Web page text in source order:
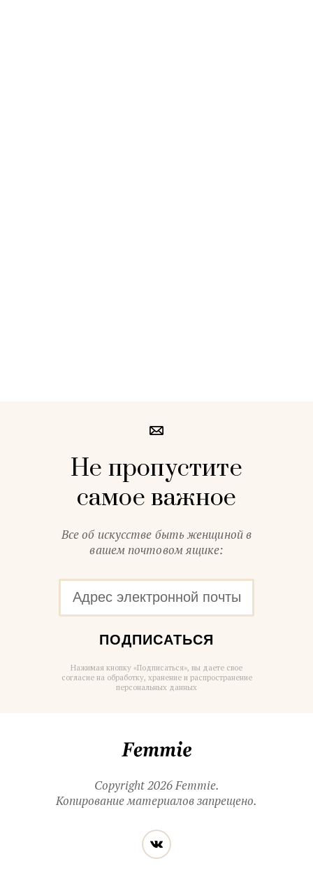
Не пропустите
самое важное
Все об искусстве быть женщиной в
вашем почтовом ящике:
ПОДПИСАТЬСЯ
Нажимая кнопку «Подписаться», вы даете свое
согласие на обработку, хранение и распространение
персональных данных
Copyright 2026 Femmie.
Копирование материалов запрещено.
Читайте
нас
в социальных